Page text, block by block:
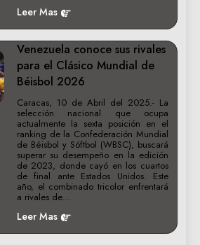
Leer Mas
Venezuela conoce sus rivales
para el Clásico Mundial de
Béisbol 2026
Caracas, 10 de Abril del 2025.- La
selección nacional que ocupa
actualmente la sexta posición en el
ranking de la Confederación Mundial
de Béisbol y Sóftbol (WBSC), buscará
superar su desempeño en la edición
de 2023, donde cayó en los cuartos
de final ante Estados Unidos. Este
año, el combinado tricolor enfrentará
a rivales de…
Leer Mas